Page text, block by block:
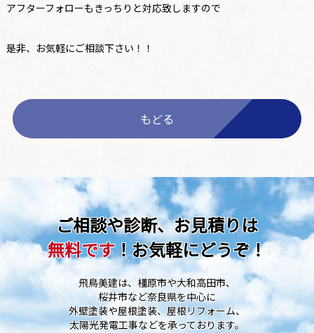
アフターフォローもきっちりと対応致しますので
是非、お気軽にご相談下さい！！
もどる
ご相談や診断、お見積りは
無料です！お気軽にどうぞ！
飛鳥美建は、橿原市や大和高田市、
桜井市など奈良県を中心に
外壁塗装や屋根塗装、屋根リフォーム、
太陽光発電工事などを承っております。